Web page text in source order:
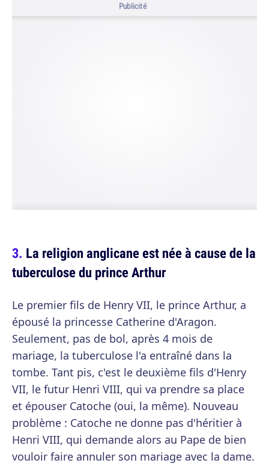
Publicité
La religion anglicane est née à cause de la
tuberculose du prince Arthur
Le premier fils de Henry VII, le prince Arthur, a
épousé la princesse Catherine d'Aragon.
Seulement, pas de bol, après 4 mois de
mariage, la tuberculose l'a entraîné dans la
tombe. Tant pis, c'est le deuxième fils d'Henry
VII, le futur Henri VIII, qui va prendre sa place
et épouser Catoche (oui, la même). Nouveau
problème : Catoche ne donne pas d'héritier à
Henri VIII, qui demande alors au Pape de bien
vouloir faire annuler son mariage avec la dame.